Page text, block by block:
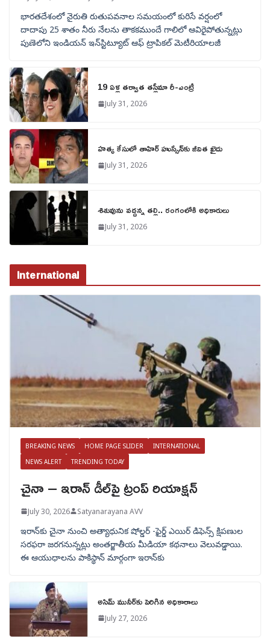
భారతదేశంలో నైరుతి రుతుపవనాల సమయంలో కురిసే వర్షంలో
దాదాపు 25 శాతం నీరు నేలను తాకకముందే గాలిలో ఆవిరైపోతున్నట్లు
పుణెలోని ఇండియన్ ఇన్‌స్టిట్యూట్ ఆఫ్ ట్రాపికల్ మెటీరియాలజీ
19 ఏళ్ల తర్వాత తస్లీమా రీ-ఎంట్రీ
July 31, 2026
హత్య కేసులో తాహిర్ హుస్సేన్‌కు జీవిత ఖైదు
July 31, 2026
శిశువును వద్దన్న తల్లి.. రంగంలోకి అధికారులు
July 31, 2026
International
BREAKING NEWS HOME PAGE SLIDER
INTERNATIONAL
NEWS ALERT
TRENDING TODAY
చైనా – ఇరాన్ డీల్‌పై ట్రంప్ రియాక్షన్
July 30, 2026 Satyanarayana AVV
ఇరాన్‌కు చైనా నుంచి అత్యాధునిక షోల్డర్‌ -ఫైర్డ్ ఎయిర్ డిఫెన్స్ క్షిపణుల
సరఫరా జరగనున్నట్లు అంతర్జాతీయ మీడియా కథనాలు వెలువడ్డాయి.
ఈ ఆయుధాలను పాకిస్థాన్‌ మార్గంగా ఇరాన్‌కు
అసిమ్ మునీర్‌కు పెరిగిన అధికారాలు
July 27, 2026